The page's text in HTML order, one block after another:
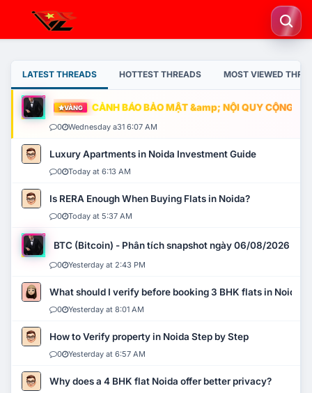
LATEST THREADS HOTTEST THREADS MOST VIEWED
VÀNG CẢNH BÁO BẢO MẬT &amp; NỘI QUY CỘNG
0 Wednesday a31 6:07 AM
Luxury Apartments in Noida Investment Guide
0 Today at 6:13 AM
Is RERA Enough When Buying Flats in Noida?
0 Today at 5:37 AM
BTC (Bitcoin) - Phân tích snapshot ngày 06/08/2026
0 Yesterday at 2:43 PM
What should I verify before booking 3 BHK flats in Noida?
0 Yesterday at 8:01 AM
How to Verify property in Noida Step by Step
0 Yesterday at 6:57 AM
Why does a 4 BHK flat Noida offer better privacy?